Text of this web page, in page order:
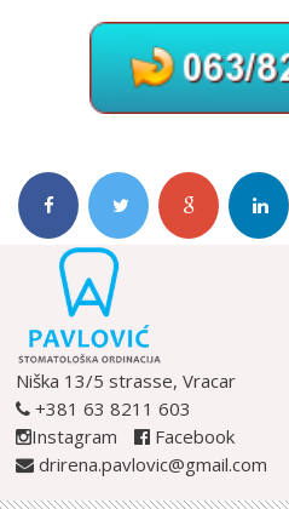
Niška 13/5 strasse, Vracar
+381 63 8211 603
Instagram
Facebook
drirena.pavlovic@gmail.com